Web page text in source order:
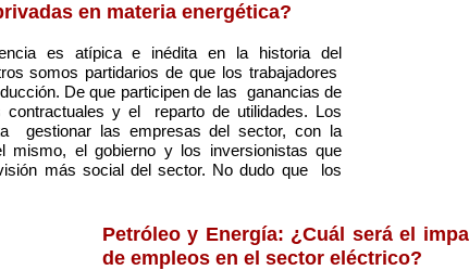
en materia energética?
es atípica e inédita en la historia del
somos partidarios de que los trabajadores
De que participen de las ganancias de
y el reparto de utilidades. Los
gestionar las empresas del sector, con la
mismo, el gobierno y los inversionistas que
más social del sector. No dudo que los
Petróleo y Energía: ¿Cuál será el
de empleos en el sector eléctrico?